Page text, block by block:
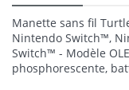
Manette sans fil
Nintendo Switch™,
Switch™ - Modèle
phosphorescente,